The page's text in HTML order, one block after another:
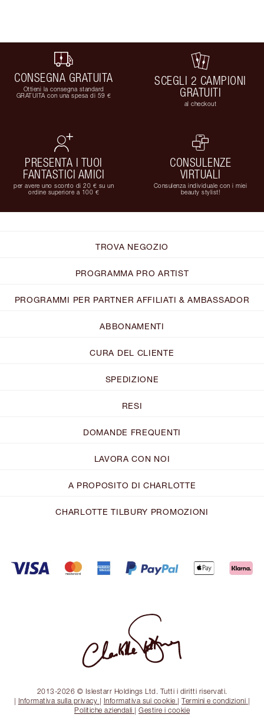
CONSEGNA GRATUITA
Ottieni la consegna standard
GRATUITA con una spesa di 59 €
SCEGLI 2 CAMPIONI
GRATUITI
al checkout
PRESENTA I TUOI
FANTASTICI AMICI
per avere uno sconto di 20 € su un
ordine superiore a 100 €
CONSULENZE
VIRTUALI
Consulenza individuale con i miei
beauty stylist!
TROVA NEGOZIO
PROGRAMMA PRO ARTIST
PROGRAMMI PER PARTNER AFFILIATI & AMBASSADOR
ABBONAMENTI
CURA DEL CLIENTE
SPEDIZIONE
RESI
DOMANDE FREQUENTI
LAVORA CON NOI
A PROPOSITO DI CHARLOTTE
CHARLOTTE TILBURY PROMOZIONI
2013-2026 © Islestarr Holdings Ltd. Tutti i diritti riservati.
| Informativa sulla privacy | Informativa sui cookie |Termini e condizioni |
Politiche aziendali | Gestire i cookie